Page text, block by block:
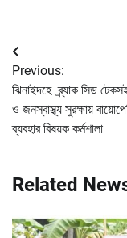
Post
navigation
Previous:
ঝিনাইদহে ব্র্যাক সিড
ও জনস্বাস্থ্য সুরক্ষায়
ব্যবহার বিষয়ক কর্মশালা
Related